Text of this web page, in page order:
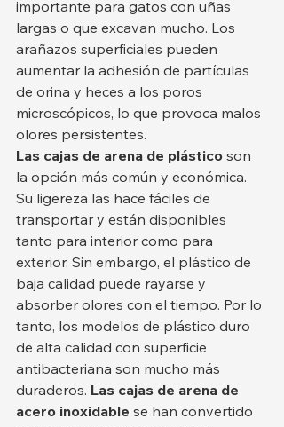
importante para gatos con uñas
largas o que excavan mucho. Los
arañazos superficiales pueden
aumentar la adhesión de partículas
de orina y heces a los poros
microscópicos, lo que provoca malos
olores persistentes.
Las cajas de arena de plástico son
la opción más común y económica.
Su ligereza las hace fáciles de
transportar y están disponibles
tanto para interior como para
exterior. Sin embargo, el plástico de
baja calidad puede rayarse y
absorber olores con el tiempo. Por lo
tanto, los modelos de plástico duro
de alta calidad con superficie
antibacteriana son mucho más
duraderos. Las cajas de arena de
acero inoxidable se han convertido